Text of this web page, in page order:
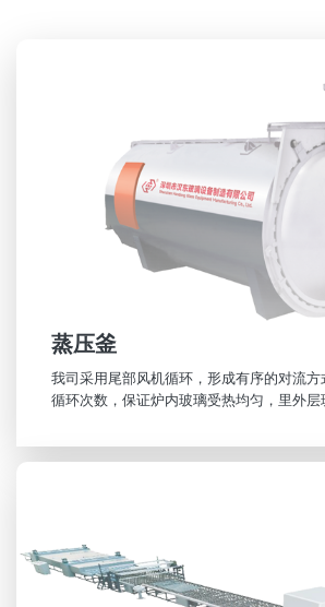
蒸压釜
我司采用尾部风机循环，形成有序的对流
循环次数，保证炉内玻璃受热均匀，里外层